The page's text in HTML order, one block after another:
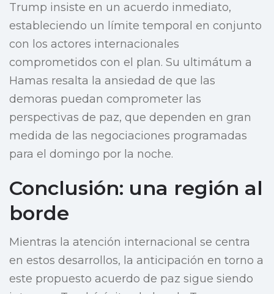
Trump insiste en un acuerdo inmediato,
estableciendo un límite temporal en conjunto
con los actores internacionales
comprometidos con el plan. Su ultimátum a
Hamas resalta la ansiedad de que las
demoras puedan comprometer las
perspectivas de paz, que dependen en gran
medida de las negociaciones programadas
para el domingo por la noche.
Conclusión: una región al
borde
Mientras la atención internacional se centra
en estos desarrollos, la anticipación en torno a
este propuesto acuerdo de paz sigue siendo